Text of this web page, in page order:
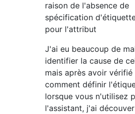
raison de l'absence de
spécification
pour l'attribut
J'ai eu beaucoup de
identifier la cause de
mais après avoir vérifié
comment définir
lorsque vous n'utilisez
l'assistant, j'ai